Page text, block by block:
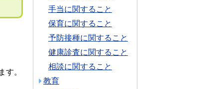
。
手当に関すること
保育に関すること
予防接種に関すること
健康診査に関すること
相談に関すること
教育